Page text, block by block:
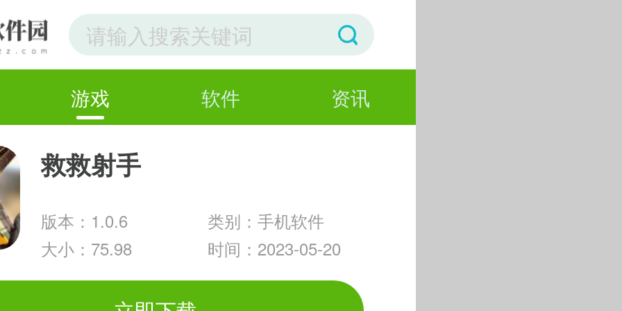
游戏 软件 资讯
救救射手
版本：1.0.6
类别：手机软件
大小：75.98
时间：2023-05-20